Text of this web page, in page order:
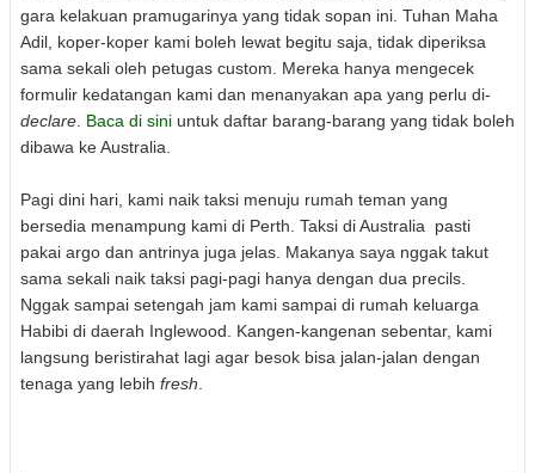
gara kelakuan pramugarinya yang tidak sopan ini. Tuhan Maha
Adil, koper-koper kami boleh lewat begitu saja, tidak diperiksa
sama sekali oleh petugas custom. Mereka hanya mengecek
formulir kedatangan kami dan menanyakan apa yang perlu di-
declare Baca di sini untuk daftar barang-barang yang tidak boleh
dibawa ke Australia.
Pagi dini hari, kami naik taksi menuju rumah teman yang
bersedia menampung kami di Perth. Taksi di Australia pasti
pakai argo dan antrinya juga jelas. Makanya saya nggak takut
sama sekali naik taksi pagi-pagi hanya dengan dua precils.
Nggak sampai setengah jam kami sampai di rumah keluarga
Habibi di daerah Inglewood. Kangen-kangenan sebentar, kami
langsung beristirahat lagi agar besok bisa jalan-jalan dengan
tenaga yang lebih fresh